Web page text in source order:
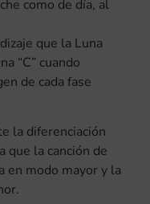
como de día, al
que la Luna
“C” cuando
de cada fase
la diferenciación
que la canción de
en modo mayor y la